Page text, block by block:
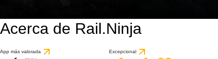
Acerca de Rail.Ninja
App más valorada Excepcional